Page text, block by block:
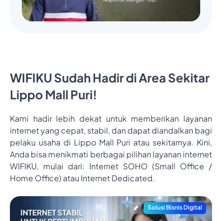
WIFIKU Sudah Hadir di Area Sekitar
Lippo Mall Puri!
Kami hadir lebih dekat untuk memberikan layanan
internet yang cepat, stabil, dan dapat diandalkan bagi
pelaku usaha di Lippo Mall Puri atau sekitarnya. Kini,
Anda bisa menikmati berbagai pilihan layanan internet
WIFIKU, mulai dari: Internet SOHO (Small Office /
Home Office) atau Internet Dedicated.
Solusi Bisnis Digital